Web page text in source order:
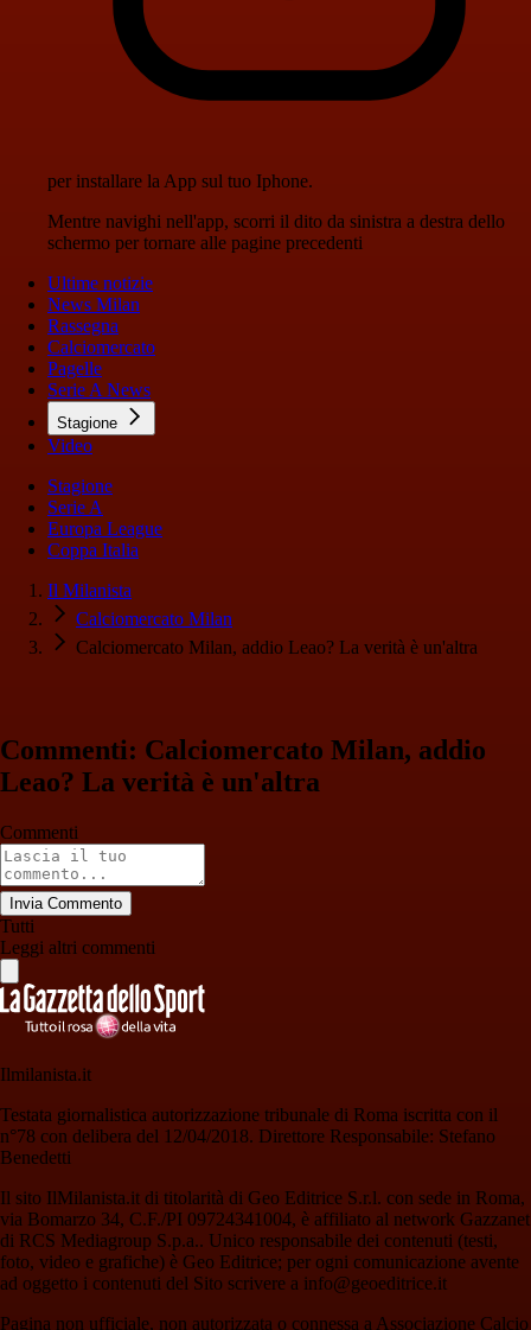
per installare la App sul tuo Iphone.
Mentre navighi nell'app, scorri il dito da sinistra a destra dello
schermo per tornare alle pagine precedenti
Ultime notizie
News Milan
Rassegna
Calciomercato
Pagelle
Serie A News
Stagione
Video
Stagione
Serie A
Europa League
Coppa Italia
Il Milanista
Calciomercato Milan
Calciomercato Milan, addio Leao? La verità è un'altra
Commenti: Calciomercato Milan, addio
Leao? La verità è un'altra
Commenti
Invia Commento
Tutti
Leggi altri commenti
Ilmilanista.it
Testata giornalistica autorizzazione tribunale di Roma iscritta con il
n°78 con delibera del 12/04/2018. Direttore Responsabile: Stefano
Benedetti
Il sito IlMilanista.it di titolarità di Geo Editrice S.r.l. con sede in Roma,
via Bomarzo 34, C.F./PI 09724341004, è affiliato al network Gazzanet
di RCS Mediagroup S.p.a.. Unico responsabile dei contenuti (testi,
foto, video e grafiche) è Geo Editrice; per ogni comunicazione avente
ad oggetto i contenuti del Sito scrivere a info@geoeditrice.it
Pagina non ufficiale, non autorizzata o connessa a Associazione Calcio